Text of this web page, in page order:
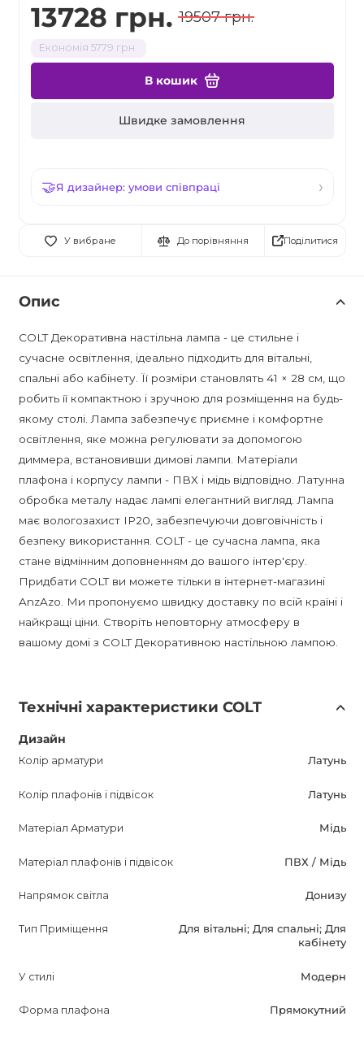
13728 грн. 19507 грн.
Економія 5779 грн.
В кошик
Швидке замовлення
Я дизайнер: умови співпраці
У вибране До порівняння Поділитися
Опис
COLT Декоративна настільна лампа - це стильне і
сучасне освітлення, ідеально підходить для вітальні,
спальні або кабінету. Її розміри становлять 41 × 28 см, що
робить її компактною і зручною для розміщення на будь-
якому столі. Лампа забезпечує приємне і комфортне
освітлення, яке можна регулювати за допомогою
диммера, встановивши димові лампи. Матеріали
плафона і корпусу лампи - ПВХ і мідь відповідно. Латунна
обробка металу надає лампі елегантний вигляд. Лампа
має вологозахист IP20, забезпечуючи довговічність і
безпеку використання. COLT - це сучасна лампа, яка
стане відмінним доповненням до вашого інтер'єру.
Придбати COLT ви можете тільки в інтернет-магазині
AnzAzo. Ми пропонуємо швидку доставку по всій країні і
найкращі ціни. Створіть неповторну атмосферу в
вашому домі з COLT Декоративною настільною лампою.
Технічні характеристики COLT
Дизайн
Колір арматури Латунь
Колір плафонів і підвісок Латунь
Матеріал Арматури Мідь
Матеріал плафонів і підвісок ПВХ / Мідь
Напрямок світла Донизу
Тип Приміщення
Для вітальні; Для спальні; Для
кабінету
У стилі Модерн
Форма плафона Прямокутний